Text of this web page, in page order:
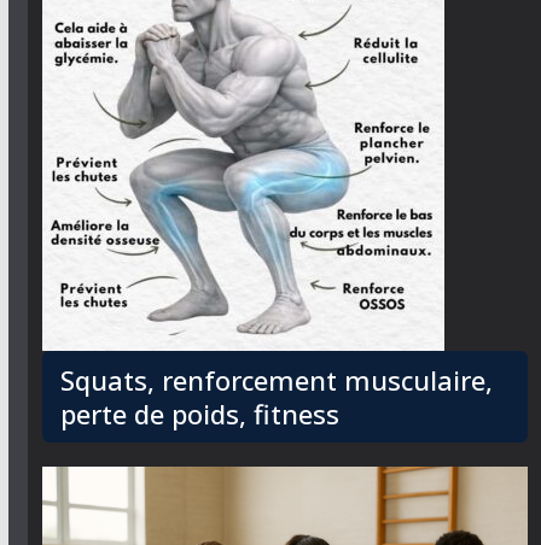
Squats, renforcement musculaire,
perte de poids, fitness